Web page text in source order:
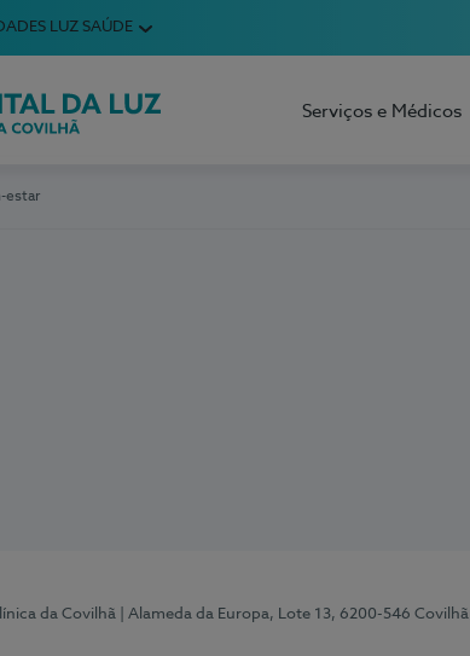
LUZ SAÚDE
Clínica da Covilhã
Serviços e Médicos
estar
da Covilhã | Alameda da Europa, Lote 13, 6200-546 Covilhã